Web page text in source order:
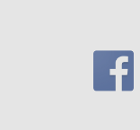
06 51 040 025